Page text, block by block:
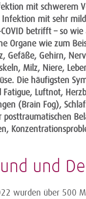
mit schwerem
Infektion mit sehr
betrifft – so wie
Organe wie zum
Gefäße, Gehirn,
Milz, Niere,
Die häufigsten
Fatigue, Luftnot,
(Brain Fog),
posttraumatischen
und
wurden über 500